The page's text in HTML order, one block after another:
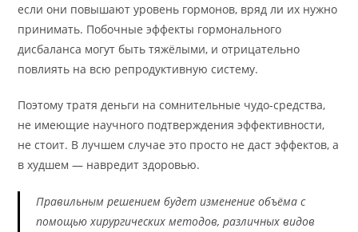
если они повышают уровень гормонов, вряд ли их нужно
принимать. Побочные эффекты гормонального
дисбаланса могут быть тяжёлыми, и отрицательно
повлиять на всю репродуктивную систему.
Поэтому тратя деньги на сомнительные чудо-средства,
не имеющие научного подтверждения эффективности,
не стоит. В лучшем случае это просто не даст эффектов, а
в худшем — навредит здоровью.
Правильным решением будет изменение объёма с
помощью хирургических методов, различных видов